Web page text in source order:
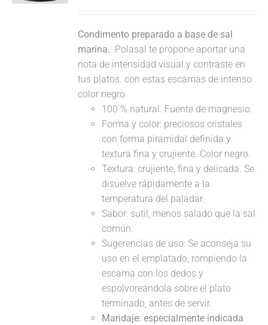
Condimento preparado a base de sal
marina. Polasal te propone aportar una
nota de intensidad visual y contraste en
tus platos. con estas escamas de intenso
color negro.
100 % natural. Fuente de magnesio.
Forma y color: preciosos cristales
con forma piramidal definida y
textura fina y crujiente. Color negro.
Textura: crujiente, fina y delicada. Se
disuelve rápidamente a la
temperatura del paladar.
Sabor: sutil, menos salado que la sal
común.
Sugerencias de uso: Se aconseja su
uso en el emplatado, rompiendo la
escama con los dedos y
espolvoreándola sobre el plato
terminado, antes de servir.
Maridaje: especialmente indicada